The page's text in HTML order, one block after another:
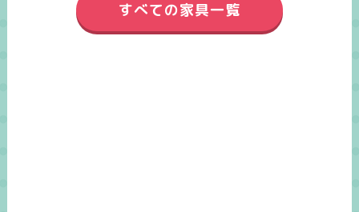
すべての家具一覧